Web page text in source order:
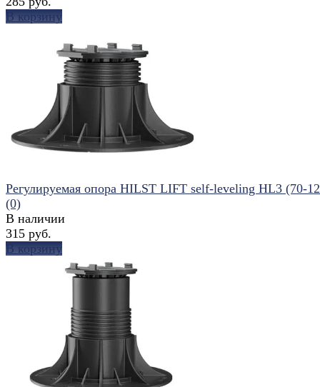
сравнить
В корзину
сравнить
Регулируемая опора HILST LIFT self-leveling HL3 (70-
(0)
В наличии
315 руб.
В корзину